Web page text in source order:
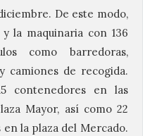
De este modo,
la maquinaria con 136
como barredoras,
camiones de recogida.
contenedores en las
Mayor, así como 22
la plaza del Mercado.
el 9 de
del
la Real de
cita
de los
tradición,
El